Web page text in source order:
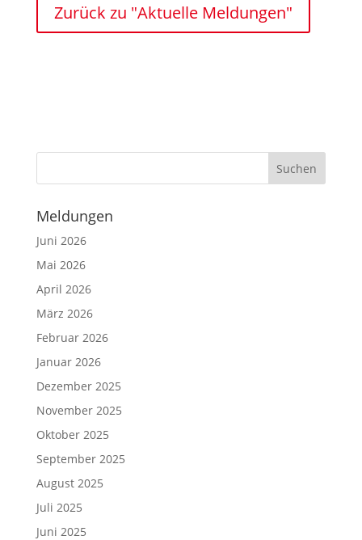
Zurück zu "Aktuelle Meldungen"
Meldungen
Juni 2026
Mai 2026
April 2026
März 2026
Februar 2026
Januar 2026
Dezember 2025
November 2025
Oktober 2025
September 2025
August 2025
Juli 2025
Juni 2025